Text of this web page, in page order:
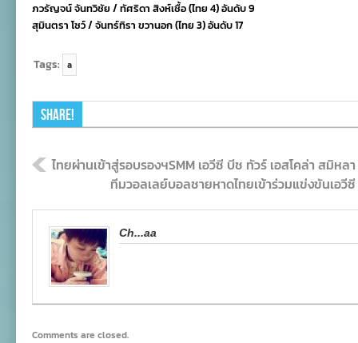
ภวรัญจน์ จันทวิชัย / ทัศริดา สิงห์เชื้อ (ไทย 4) อันดับ 9
สุมินตรา โซว์ / จันทร์ทิรา ขวานอก (ไทย 3) อันดับ 17
Tags: a
Share!
ไทยผ่านเข้าสู่รอบรองฯSMM เอวีซี บีช ทัวร์ เอสโคล่า สมิหล
ทีมวอลเลย์บอลชายหาดไทยเข้าร่วมแข่งขันเอวี
Ch...aa
Comments are closed.